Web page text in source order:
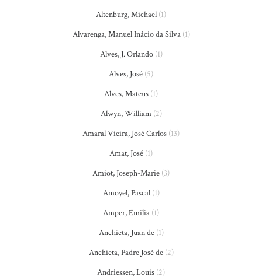
Altenburg, Michael (1)
Alvarenga, Manuel Inácio da Silva(1)
Alves, J. Orlando(1)
Alves, José (5)
Alves, Mateus (1)
Alwyn, William(2)
Amaral Vieira, José Carlos (13)
Amat, José (1)
Amiot, Joseph-Marie (3)
Amoyel, Pascal(1)
Amper, Emilia (1)
Anchieta, Juan de(1)
Anchieta, Padre José de(2)
Andriessen, Louis (2)